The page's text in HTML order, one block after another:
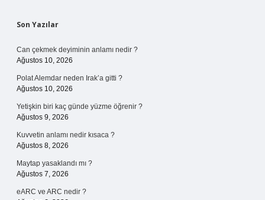
Sidebar
Son Yazılar
Can çekmek deyiminin anlamı nedir ?
Ağustos 10, 2026
Polat Alemdar neden Irak’a gitti ?
Ağustos 10, 2026
Yetişkin biri kaç günde yüzme öğrenir ?
Ağustos 9, 2026
Kuvvetin anlamı nedir kısaca ?
Ağustos 8, 2026
Maytap yasaklandı mı ?
Ağustos 7, 2026
eARC ve ARC nedir ?